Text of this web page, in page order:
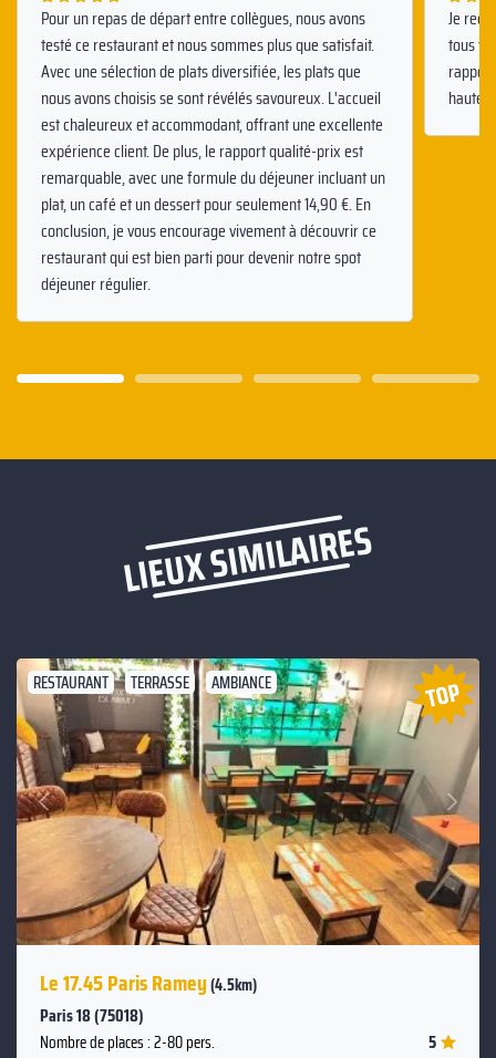
Pour un repas de départ entre collègues, nous avons
testé ce restaurant et nous sommes plus que satisfait.
Avec une sélection de plats diversifiée, les plats que
nous avons choisis se sont révélés savoureux. L'accueil
est chaleureux et accommodant, offrant une excellente
expérience client. De plus, le rapport qualité-prix est
remarquable, avec une formule du déjeuner incluant un
plat, un café et un dessert pour seulement 14,90 €. En
conclusion, je vous encourage vivement à découvrir ce
restaurant qui est bien parti pour devenir notre spot
déjeuner régulier.
Je
tous
LIEUX SIMILAIRES
RESTAURANT TERRASSE AMBIANCE
Précédent
Suivant
Le 17.45 Paris Ramey(4.5km)
Paris 18 (75018)
Nombre de places : 2-80 pers. 5